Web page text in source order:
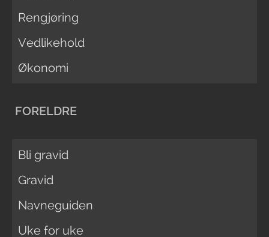
Rengjøring
Vedlikehold
Økonomi
FORELDRE
Bli gravid
Gravid
Navneguiden
Uke for uke